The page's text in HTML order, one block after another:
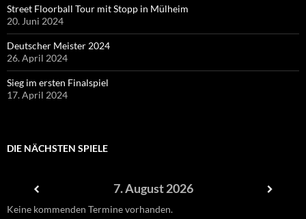
Street Floorball Tour mit Stopp in Mülheim
20. Juni 2024
Deutscher Meister 2024
26. April 2024
Sieg im ersten Finalspiel
17. April 2024
DIE NÄCHSTEN SPIELE
7. August 2026
Keine kommenden Termine vorhanden.